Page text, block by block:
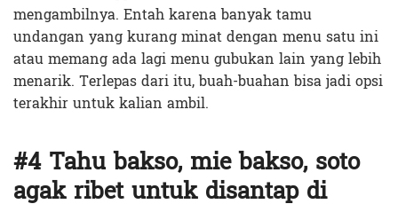
mengambilnya. Entah karena banyak tamu
undangan yang kurang minat dengan menu satu ini
atau memang ada lagi menu gubukan lain yang lebih
menarik. Terlepas dari itu, buah-buahan bisa jadi opsi
terakhir untuk kalian ambil.
#4 Tahu bakso, mie bakso, soto
agak ribet untuk disantap di